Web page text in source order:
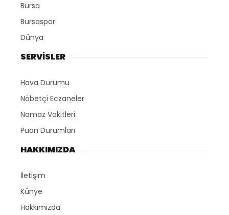
Bursa
Bursaspor
Dünya
SERVİSLER
Hava Durumu
Nöbetçi Eczaneler
Namaz Vakitleri
Puan Durumları
HAKKIMIZDA
İletişim
Künye
Hakkımızda